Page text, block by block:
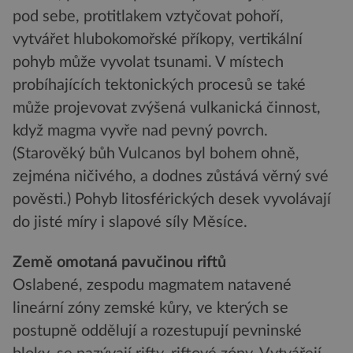
pod sebe, protitlakem vztyčovat pohoří,
vytvářet hlubokomořské příkopy, vertikální
pohyb může vyvolat tsunami. V místech
probíhajících tektonických procesů se také
může projevovat zvýšená vulkanická činnost,
když magma vyvře nad pevný povrch.
(Starověký bůh Vulcanos byl bohem ohně,
zejména ničivého, a dodnes zůstává věrný své
pověsti.) Pohyb litosférických desek vyvolávají
do jisté míry i slapové síly Měsíce.
Země omotaná pavučinou riftů
Oslabené, zespodu magmatem natavené
lineární zóny zemské kůry, ve kterých se
postupně oddělují a rozestupují pevninské